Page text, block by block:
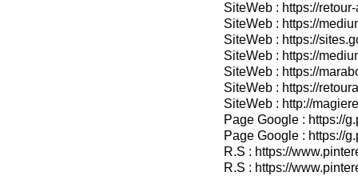
SiteWeb : https://
SiteWeb : https://
SiteWeb : https://
SiteWeb : https://
SiteWeb : https://
SiteWeb : https://
SiteWeb : http://
Page Google : https://
Page Google : https://
R.S : https://
R.S : https://